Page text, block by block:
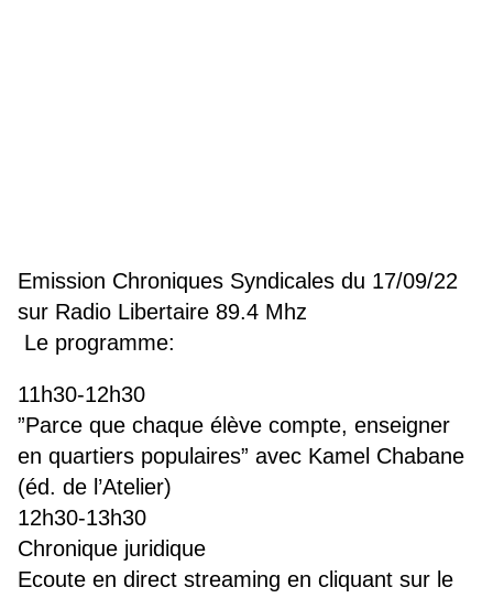
Emission Chroniques Syndicales du 17/09/22
sur Radio Libertaire 89.4 Mhz
Le programme:
11h30-12h30
”Parce que chaque élève compte, enseigner
en quartiers populaires” avec Kamel Chabane
(éd. de l’Atelier)
12h30-13h30
Chronique juridique
Ecoute en direct streaming en cliquant sur le